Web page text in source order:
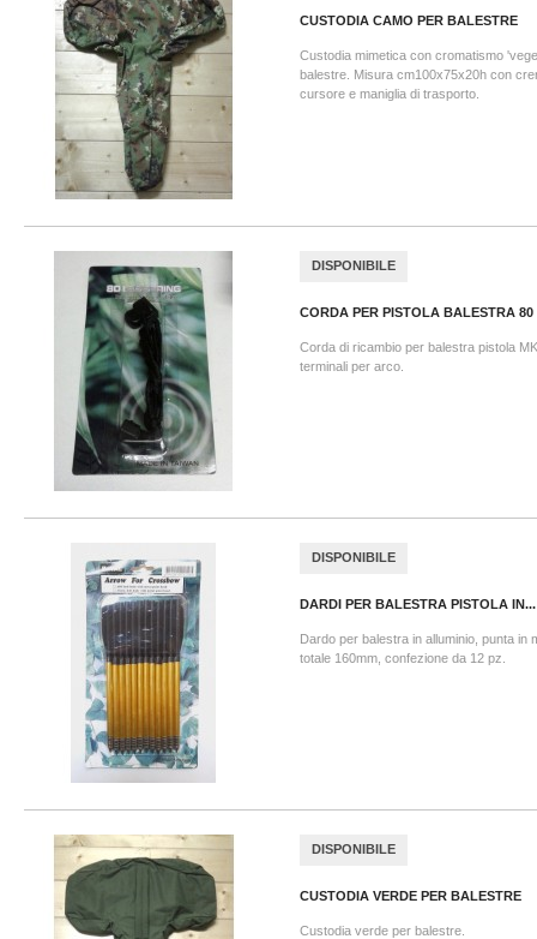
CUSTODIA CAMO PER BALESTRE
Custodia mimetica con cromatismo
balestre. Misura cm100x75x20h con
cursore e maniglia di trasporto.
DISPONIBILE
CORDA PER PISTOLA BALESTRA 80
Corda di ricambio per balestra pistola
terminali per arco.
DISPONIBILE
DARDI PER BALESTRA PISTOLA IN...
Dardo per balestra in alluminio, punta in
totale 160mm, confezione da 12 pz.
DISPONIBILE
CUSTODIA VERDE PER BALESTRE
Custodia verde per balestre.